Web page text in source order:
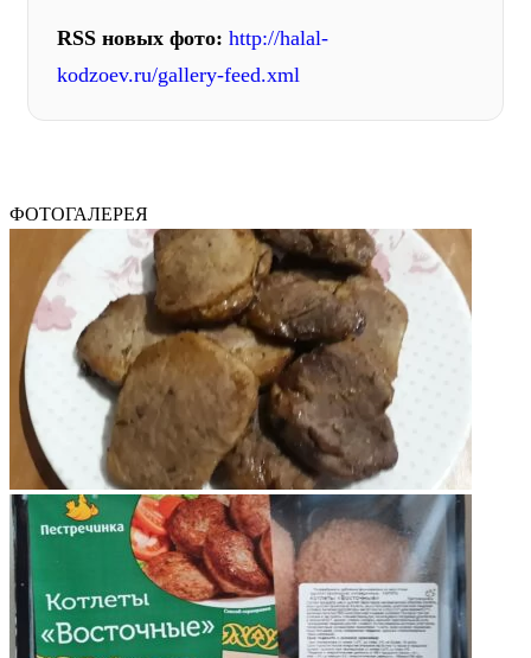
RSS новых фото: http://halal-
kodzoev.ru/gallery-feed.xml
ФОТОГАЛЕРЕЯ